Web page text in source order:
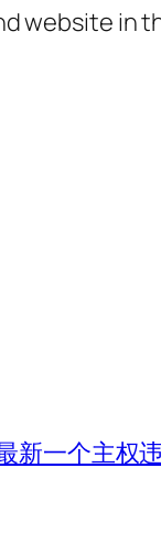
website in
新一个主权